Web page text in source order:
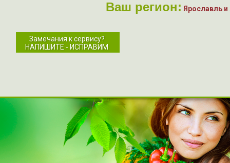
Ваш регион: Ярославль и
Замечания к сервису?
НАПИШИТЕ - ИСПРАВИМ